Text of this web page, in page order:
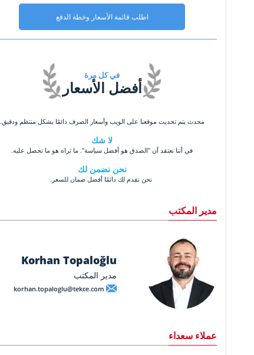
اطلب قائمة الأسعار وخطة الدفع
أفضل الأسعار
في كل مرة
محدث يتم تحديث موقعنا على الويب وأسعار الصرف دائمًا بشكل منتظم ودقيق.
لا شك
في أننا نعتقد أن "الصدق هو أفضل سياسة". ما تراه هو ما تحصل عليه.
نحن نضمن لك
نحن نقدم لك دائمًا أفضل ضمان للسعر.
مدير المكتب
Korhan Topaloğlu
مدير المكتب
korhan.topaloglu@tekce.com
عملاء سعداء